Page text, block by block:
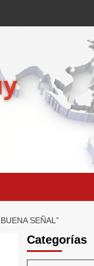
SEÑAL”
Categorías